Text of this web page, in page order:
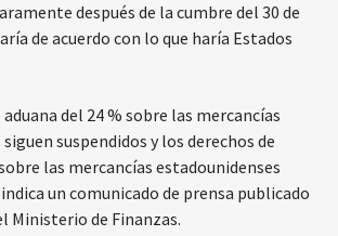
después de la cumbre del 30 de
de acuerdo con lo que haría Estados
aduana del 24 % sobre las mercancías
suspendidos y los derechos de
las mercancías estadounidenses
un comunicado de prensa publicado
Ministerio de Finanzas.